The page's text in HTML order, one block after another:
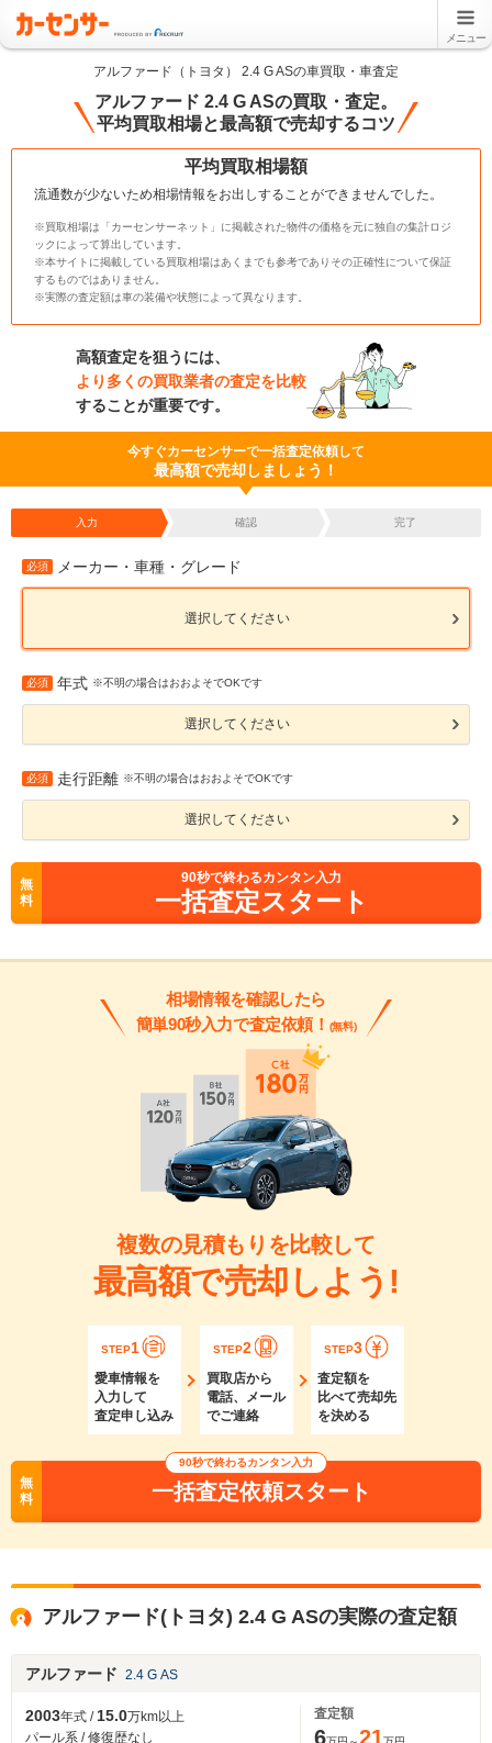
メニュー
アルファード（トヨタ） 2.4 G ASの車買取・車査定
アルファード 2.4 G ASの買取・査定。
平均買取相場と最高額で売却するコツ
平均買取相場額
流通数が少ないため相場情報をお出しすることができませんでした。
※買取相場は「カーセンサーネット」に掲載された物件の価格を元に独自の集計ロジ
ックによって算出しています。
※本サイトに掲載している買取相場はあくまでも参考でありその正確性について保証
するものではありません。
※実際の査定額は車の装備や状態によって異なります。
高額査定を狙うには、
より多くの買取業者の査定を比較
することが重要です。
今すぐカーセンサーで一括査定依頼して
最高額で売却しましょう！
入力 確認 完了
必須 メーカー・車種・グレード
選択してください
必須 年式 ※不明の場合はおおよそでOKです
選択してください
必須 走行距離 ※不明の場合はおおよそでOKです
選択してください
無
料
90秒で終わるカンタン入力
一括査定スタート
相場情報を確認したら
簡単90秒入力で査定依頼！ (無料)
複数の見積もりを比較して
最高額で売却しよう!
STEP1
愛車情報を
入力して
査定申し込み
STEP2
買取店から
電話、メール
でご連絡
STEP3
査定額を
比べて売却先
を決める
無
料
90秒で終わるカンタン入力
一括査定依頼スタート
アルファード(トヨタ) 2.4 G ASの実際の査定額
アルファード 2.4 G AS
2003年式 /15.0万km以上
パール系 / 修復歴なし
査定額
6 21